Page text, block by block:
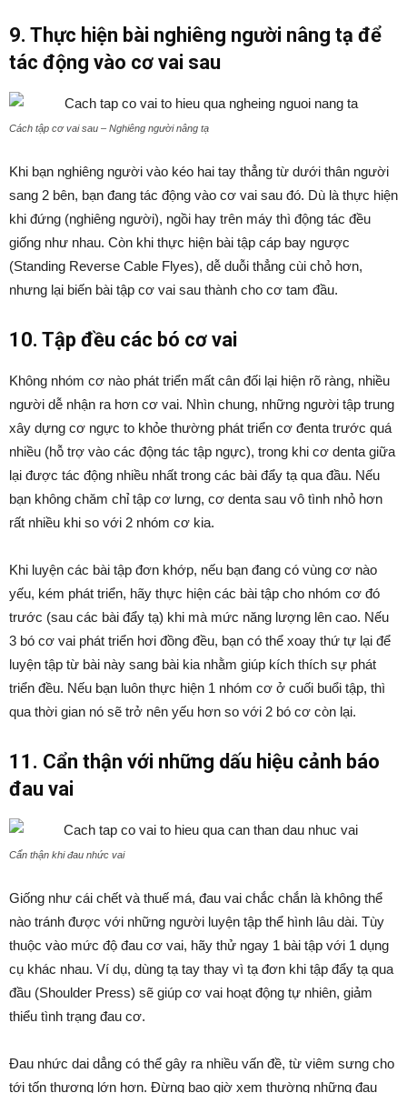
9. Thực hiện bài nghiêng người nâng tạ để
tác động vào cơ vai sau
Cách tập cơ vai sau – Nghiêng người nâng tạ
Khi bạn nghiêng người vào kéo hai tay thẳng từ dưới thân người
sang 2 bên, bạn đang tác động vào cơ vai sau đó. Dù là thực hiện
khi đứng (nghiêng người), ngồi hay trên máy thì động tác đều
giống như nhau. Còn khi thực hiện bài tập cáp bay ngược
(Standing Reverse Cable Flyes), dễ duỗi thẳng cùi chỏ hơn,
nhưng lại biến bài tập cơ vai sau thành cho cơ tam đầu.
10. Tập đều các bó cơ vai
Không nhóm cơ nào phát triển mất cân đối lại hiện rõ ràng, nhiều
người dễ nhận ra hơn cơ vai. Nhìn chung, những người tập trung
xây dựng cơ ngực to khỏe thường phát triển cơ đenta trước quá
nhiều (hỗ trợ vào các động tác tập ngực), trong khi cơ denta giữa
lại được tác động nhiều nhất trong các bài đẩy tạ qua đầu. Nếu
bạn không chăm chỉ tập cơ lưng, cơ denta sau vô tình nhỏ hơn
rất nhiều khi so với 2 nhóm cơ kia.
Khi luyện các bài tập đơn khớp, nếu bạn đang có vùng cơ nào
yếu, kém phát triển, hãy thực hiện các bài tập cho nhóm cơ đó
trước (sau các bài đẩy tạ) khi mà mức năng lượng lên cao. Nếu
3 bó cơ vai phát triển hơi đồng đều, bạn có thể xoay thứ tự lại để
luyện tập từ bài này sang bài kia nhằm giúp kích thích sự phát
triển đều. Nếu bạn luôn thực hiện 1 nhóm cơ ở cuối buổi tập, thì
qua thời gian nó sẽ trở nên yếu hơn so với 2 bó cơ còn lại.
11. Cẩn thận với những dấu hiệu cảnh báo
đau vai
Cẩn thận khi đau nhức vai
Giống như cái chết và thuế má, đau vai chắc chắn là không thể
nào tránh được với những người luyện tập thể hình lâu dài. Tùy
thuộc vào mức độ đau cơ vai, hãy thử ngay 1 bài tập với 1 dụng
cụ khác nhau. Ví dụ, dùng tạ tay thay vì tạ đơn khi tập đẩy tạ qua
đầu (Shoulder Press) sẽ giúp cơ vai hoạt động tự nhiên, giảm
thiểu tình trạng đau cơ.
Đau nhức dai dẳng có thể gây ra nhiều vấn đề, từ viêm sưng cho
tới tốn thương lớn hơn. Đừng bao giờ xem thường những đau